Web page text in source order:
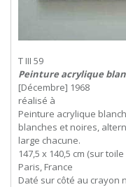
T III 59
Peinture acrylique
[Décembre] 1968
réalisé à
Peinture acrylique
blanches et noires,
large chacune.
147,5 x 140,5 cm (sur
Paris, France
Daté sur côté au crayon